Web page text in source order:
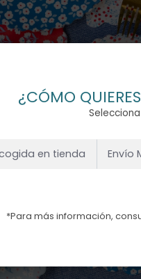
¿CÓMO
en tienda Envío
*Para más información,